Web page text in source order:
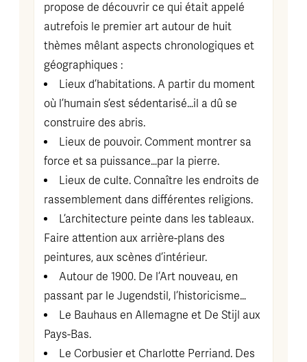
propose de découvrir ce qui était appelé
autrefois le premier art autour de huit
thèmes mêlant aspects chronologiques et
géographiques :
Lieux d’habitations. A partir du moment
où l’humain s’est sédentarisé…il a dû se
construire des abris.
Lieux de pouvoir. Comment montrer sa
force et sa puissance…par la pierre.
Lieux de culte. Connaître les endroits de
rassemblement dans différentes religions.
L’architecture peinte dans les tableaux.
Faire attention aux arrière-plans des
peintures, aux scènes d’intérieur.
Autour de 1900. De l’Art nouveau, en
passant par le Jugendstil, l’historicisme…
Le Bauhaus en Allemagne et De Stijl aux
Pays-Bas.
Le Corbusier et Charlotte Perriand. Des